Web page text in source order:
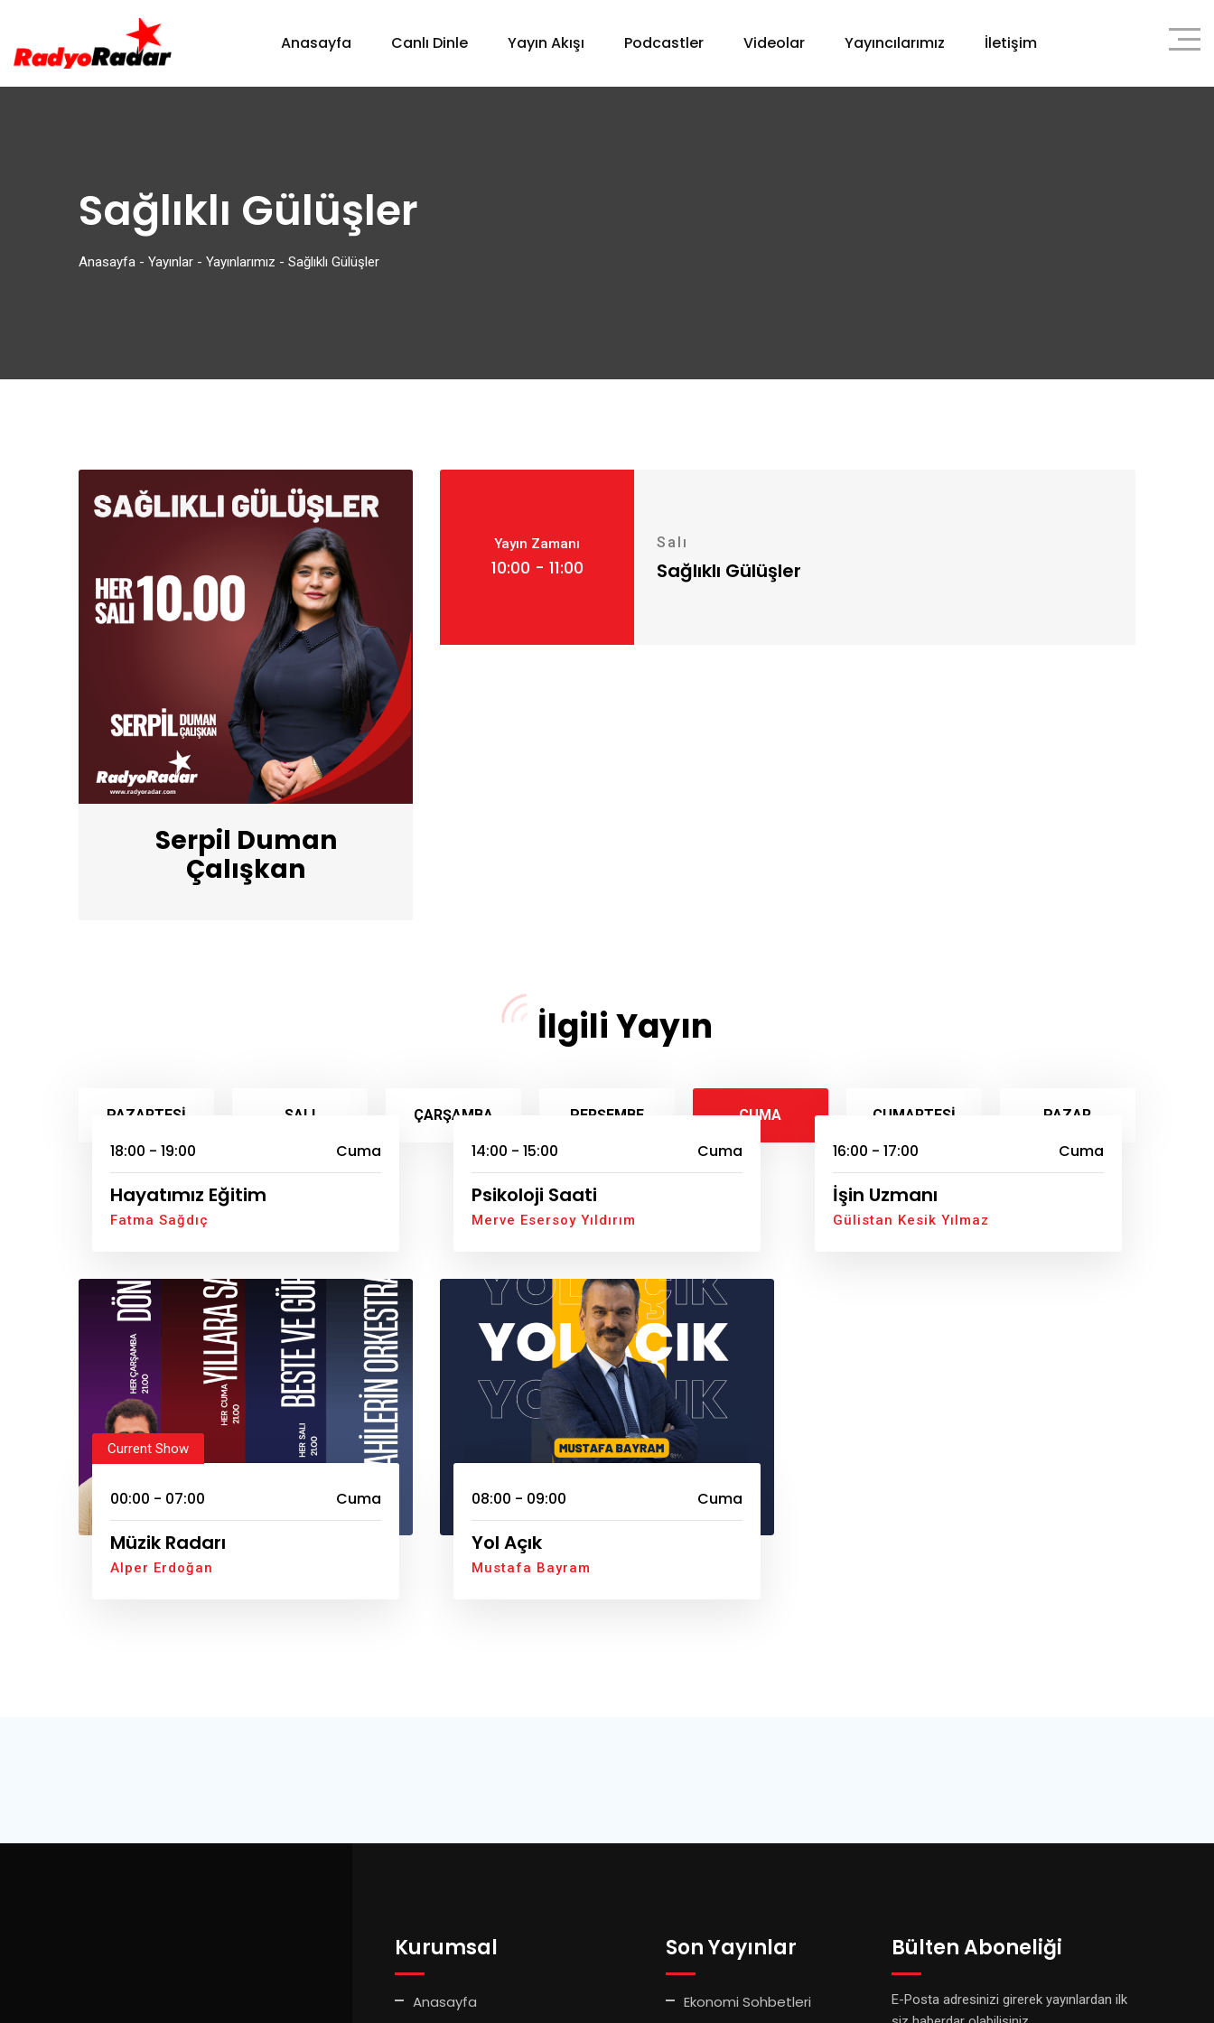
Anasayfa Canlı Dinle Yayın Akışı Podcastler Videolar Yayıncılarımız İletişim
Sağlıklı Gülüşler
Anasayfa - Yayınlar - Yayınlarımız - Sağlıklı Gülüşler
Serpil Duman
Çalışkan
Yayın Zamanı
10:00 - 11:00
Salı
Sağlıklı Gülüşler
İlgili Yayın
PAZARTESI SALI ÇARŞAMBA PERŞEMBE CUMA CUMARTESI PAZAR
18:00 - 19:00 Cuma
Hayatımız Eğitim
Fatma Sağdıç
14:00 - 15:00 Cuma
Psikoloji Saati
Merve Esersoy Yıldırım
16:00 - 17:00 Cuma
İşin Uzmanı
Gülistan Kesik Yılmaz
Current Show
00:00 - 07:00 Cuma
Müzik Radarı
Alper Erdoğan
08:00 - 09:00 Cuma
Yol Açık
Mustafa Bayram
Kurumsal
Anasayfa
Son Yayınlar
Ekonomi Sohbetleri
Bülten Aboneliği
E-Posta adresinizi girerek yayınlardan ilk